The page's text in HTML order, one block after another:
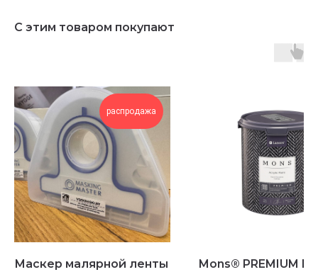
С этим товаром покупают
распродажа
Маскер малярной ленты
Mons® PREMIUM